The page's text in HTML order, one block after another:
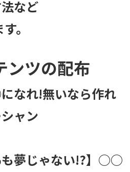
など
。
ンツの配布
なれ!無いなら作れ
ャン
も夢じゃない!?】○○